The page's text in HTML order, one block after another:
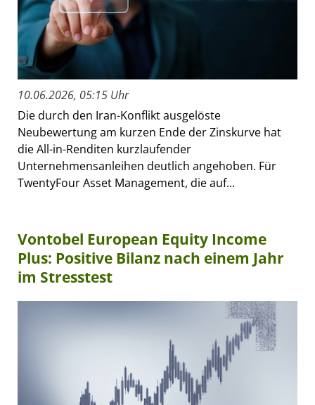
10.06.2026, 05:15 Uhr
Die durch den Iran-Konflikt ausgelöste
Neubewertung am kurzen Ende der Zinskurve hat
die All-in-Renditen kurzlaufender
Unternehmensanleihen deutlich angehoben. Für
TwentyFour Asset Management, die auf...
Vontobel European Equity Income
Plus: Positive Bilanz nach einem Jahr
im Stresstest